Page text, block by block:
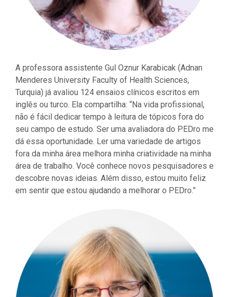
A professora assistente Gul Oznur Karabicak (Adnan
Menderes University Faculty of Health Sciences,
Turquia) já avaliou 124 ensaios clínicos escritos em
inglês ou turco. Ela compartilha: “Na vida profissional,
não é fácil dedicar tempo à leitura de tópicos fora do
seu campo de estudo. Ser uma avaliadora do PEDro me
dá essa oportunidade. Ler uma variedade de artigos
fora da minha área melhora minha criatividade na minha
área de trabalho. Você conhece novos pesquisadores e
descobre novas ideias. Além disso, estou muito feliz
em sentir que estou ajudando a melhorar o PEDro.”